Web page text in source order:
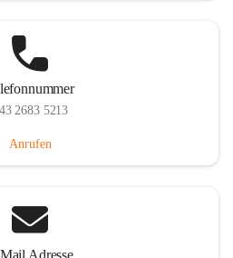
2683 5213
Anrufen
Adresse